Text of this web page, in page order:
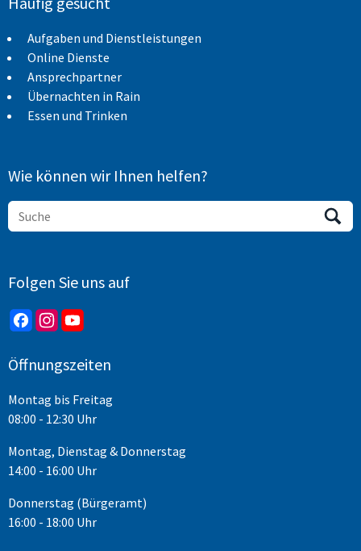
Aufgaben und Dienstleistungen
Online Dienste
Ansprechpartner
Übernachten in Rain
Essen und Trinken
Wie können wir Ihnen helfen?
Folgen Sie uns auf
Öffnungszeiten
Montag bis Freitag
08:00 - 12:30 Uhr
Montag, Dienstag & Donnerstag
14:00 - 16:00 Uhr
Donnerstag (Bürgeramt)
16:00 - 18:00 Uhr